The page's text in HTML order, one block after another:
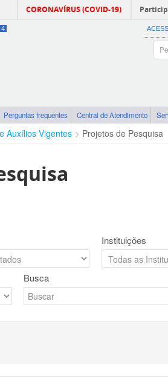
CORONAVÍRUS (COVID-19)
4
Perguntas frequentes Central de Atendimento
Auxílios Vigentes Projetos de Pesquisa
Instituições
Busca